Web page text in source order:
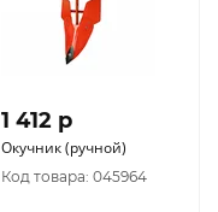
1 412 p
Окучник (ручной)
Код товара: 045964